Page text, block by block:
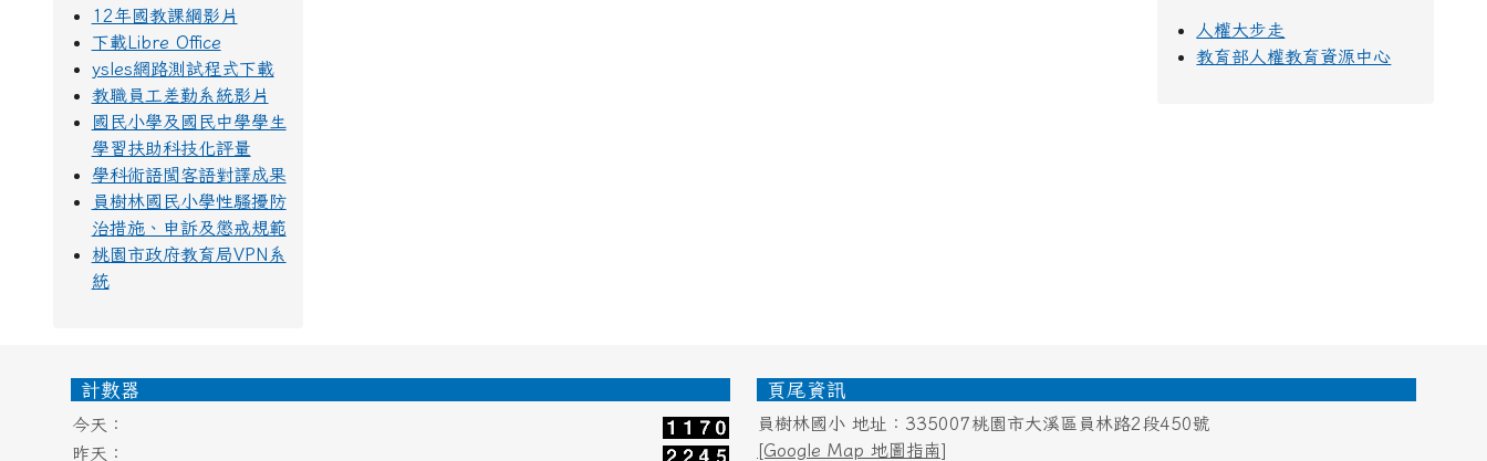
12年國教課綱影片
下載Libre Office
ysles網路測試程式下載
教職員工差勤系統影片
國民小學及國民中學學生
學習扶助科技化評量
學科術語閩客語對譯成果
員樹林國民小學性騷擾防
治措施、申訴及懲戒規範
桃園市政府教育局VPN系
統
人權大步走
教育部人權教育資源中心
頁尾區域內容
計數器
今天：
昨天：
頁尾資訊
員樹林國小 地址：335007桃園市大溪區員林路2段450號
[Google Map 地圖指南]